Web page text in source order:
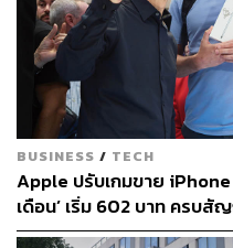
อ้างอิง:
https://
rity-iphone-8e52aec1
สามารถติดตาม
ผ่านแอปพลิเคชันต่างๆ ที่คุ
BUSINESS / TECH
Apple ปรับเกมขาย iPhone
เดือน’ เริ่ม 602 บาท ครบสั
หรือจ่ายเพิ่มเพื่อเก็บไว้